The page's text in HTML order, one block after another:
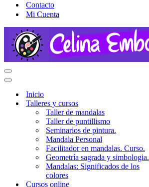
Contacto
Mi Cuenta
Menú
de
Menú
navegación
Inicio
Talleres y cursos
Taller de mandalas
Taller de puntillismo
Seminarios de pintura.
Mandala Personal
Facilitador en mandalas. Curso.
Geometría sagrada y simbologia.
Mandalas: Significados de los
colores
Cursos online